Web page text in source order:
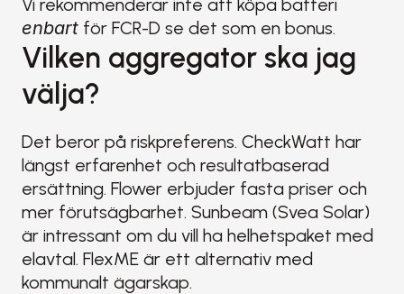
enbart för FCR-D se det som en bonus.
Vilken aggregator ska jag
välja?
Det beror på riskpreferens. CheckWatt har
längst erfarenhet och resultatbaserad
ersättning. Flower erbjuder fasta priser och
mer förutsägbarhet. Sunbeam (Svea Solar)
är intressant om du vill ha helhetspaket med
elavtal. FlexME är ett alternativ med
kommunalt ägarskap.